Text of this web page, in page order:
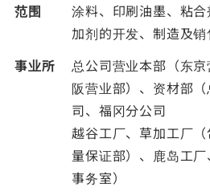
范围
涂料、印刷油墨、粘
加剂的开发、制造及销
事业所
总公司营业本部（东
阪营业部）、资材部
司、福冈分公司
越谷工厂、草加工厂
量保证部）、鹿岛工
事务室）